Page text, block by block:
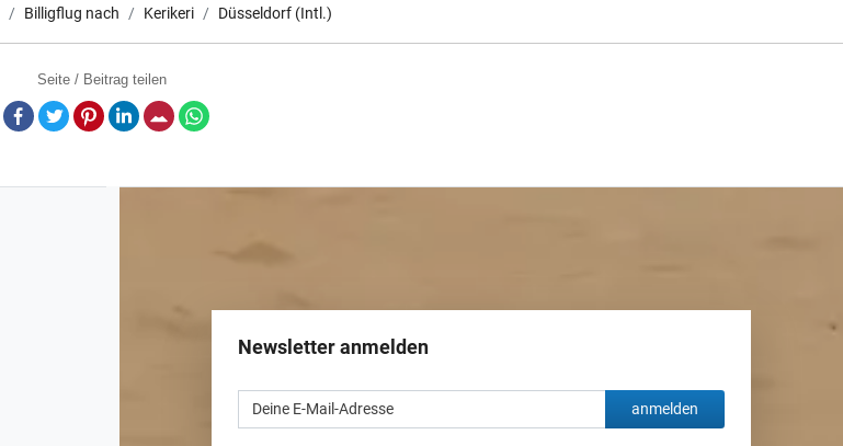
Billigflug nach Kerikeri Düsseldorf (Intl.)
Seite / Beitrag teilen
Facebook
TwitterPinterestLinkedInE-Mail
Newsletter anmelden
anmelden